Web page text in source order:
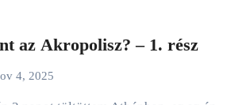
az Akropolisz? – 1. rész
4, 2025